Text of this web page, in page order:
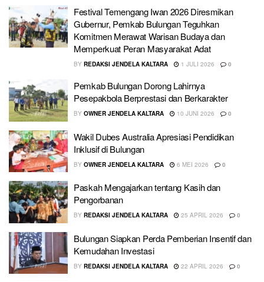
Festival Temengang Iwan 2026 Diresmikan
Gubernur, Pemkab Bulungan Teguhkan
Komitmen Merawat Warisan Budaya dan
Memperkuat Peran Masyarakat Adat
BY REDAKSI JENDELA KALTARA 1 JULI 2026 0
Pemkab Bulungan Dorong Lahirnya
Pesepakbola Berprestasi dan Berkarakter
BY OWNER JENDELA KALTARA 10 JUNI 2026 0
Wakil Dubes Australia Apresiasi Pendidikan
Inklusif di Bulungan
BY OWNER JENDELA KALTARA 6 MEI 2026 0
Paskah Mengajarkan tentang Kasih dan
Pengorbanan
BY REDAKSI JENDELA KALTARA 25 APRIL 2026 0
Bulungan Siapkan Perda Pemberian Insentif dan
Kemudahan Investasi
BY REDAKSI JENDELA KALTARA 22 APRIL 2026 0